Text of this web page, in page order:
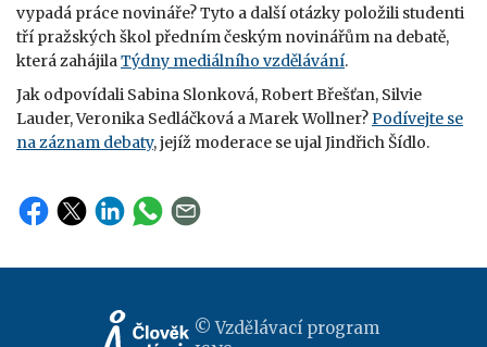
vypadá práce novináře? Tyto a další otázky položili studenti
tří pražských škol předním českým novinářům na debatě,
která zahájilaTýdny mediálního vzdělávání.
Jak odpovídali Sabina Slonková, Robert Břešťan, Silvie
Lauder, Veronika Sedláčková a Marek Wollner?Podívejte se
na záznam debaty, jejíž moderace se ujal Jindřich Šídlo.
© Vzdělávací program